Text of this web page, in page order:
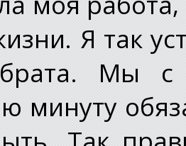
Я так
брата. Мы
минуту